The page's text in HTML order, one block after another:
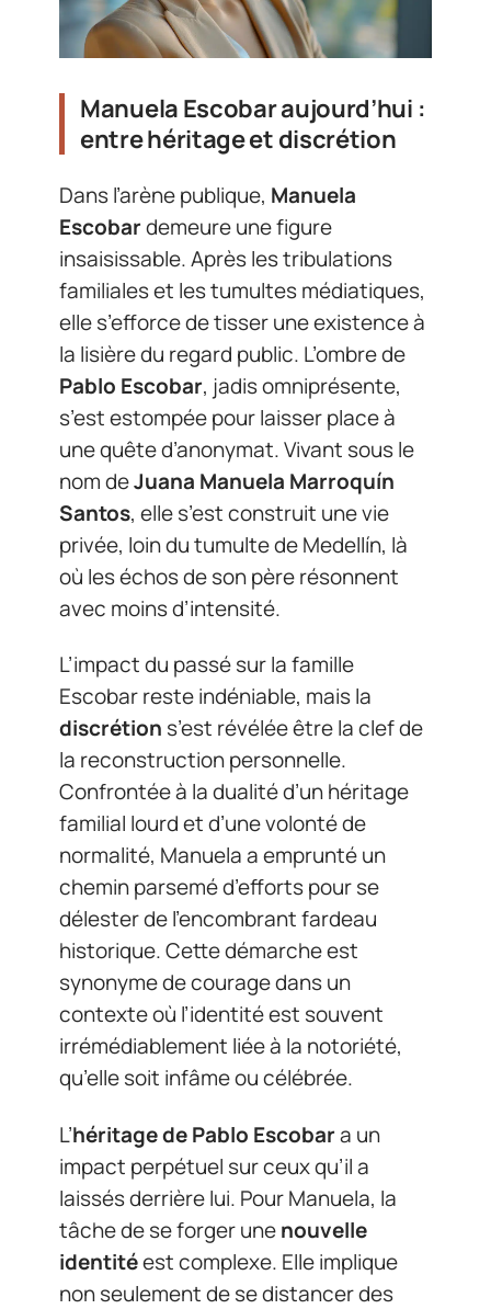
Manuela Escobar aujourd’hui :
entre héritage et discrétion
Dans l’arène publique, Manuela
Escobardemeure une figure
insaisissable. Après les tribulations
familiales et les tumultes médiatiques,
elle s’efforce de tisser une existence à
la lisière du regard public. L’ombre de
Pablo Escobar, jadis omniprésente,
s’est estompée pour laisser place à
une quête d’anonymat. Vivant sous le
nom deJuana Manuela Marroquín
Santos, elle s’est construit une vie
privée, loin du tumulte de Medellín, là
où les échos de son père résonnent
avec moins d’intensité.
L’impact du passé sur la famille
Escobar reste indéniable, mais la
discrétion s’est révélée être la clef de
la reconstruction personnelle.
Confrontée à la dualité d’un héritage
familial lourd et d’une volonté de
normalité, Manuela a emprunté un
chemin parsemé d’efforts pour se
délester de l’encombrant fardeau
historique. Cette démarche est
synonyme de courage dans un
contexte où l’identité est souvent
irrémédiablement liée à la notoriété,
qu’elle soit infâme ou célébrée.
L’héritage de Pablo Escobara un
impact perpétuel sur ceux qu’il a
laissés derrière lui. Pour Manuela, la
tâche de se forger unenouvelle
identitéest complexe. Elle implique
non seulement de se distancer des